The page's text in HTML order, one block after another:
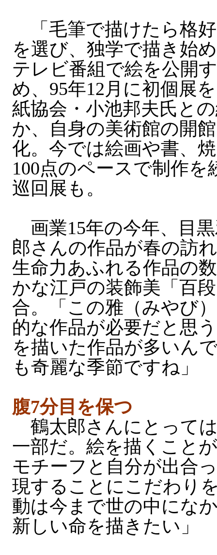
「毛筆で描けたら格
を選び、独学で描き始
テレビ番組で絵を公開
め、95年12月に初個展
紙協会・小池邦夫氏と
か、自身の美術館の開
化。今では絵画や書、
100点のペースで制作を
巡回展も。
画業15年の今年、目
郎さんの作品が春の訪
生命力あふれる作品の
かな江戸の装飾美「百
合。「この雅（みやび
的な作品が必要だと思
を描いた作品が多いん
も奇麗な季節ですね」
腹7分目を保つ
鶴太郎さんにとって
一部だ。絵を描くこと
モチーフと自分が出合
現することにこだわり
動は今まで世の中にな
新しい命を描きたい」